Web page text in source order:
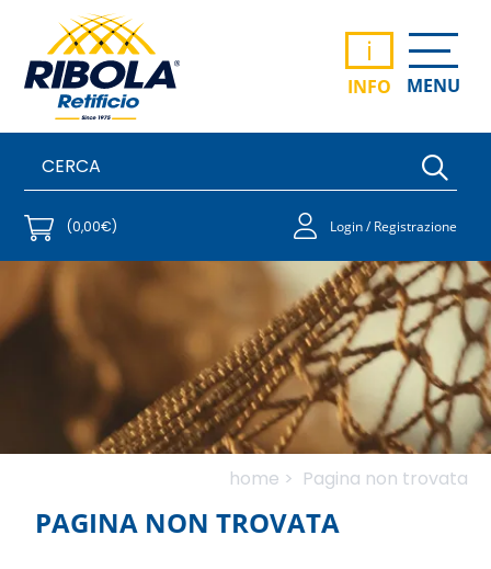
i
INFO MENU
(0,00€) Login / Registrazione
home > Pagina non trovata
PAGINA NON TROVATA